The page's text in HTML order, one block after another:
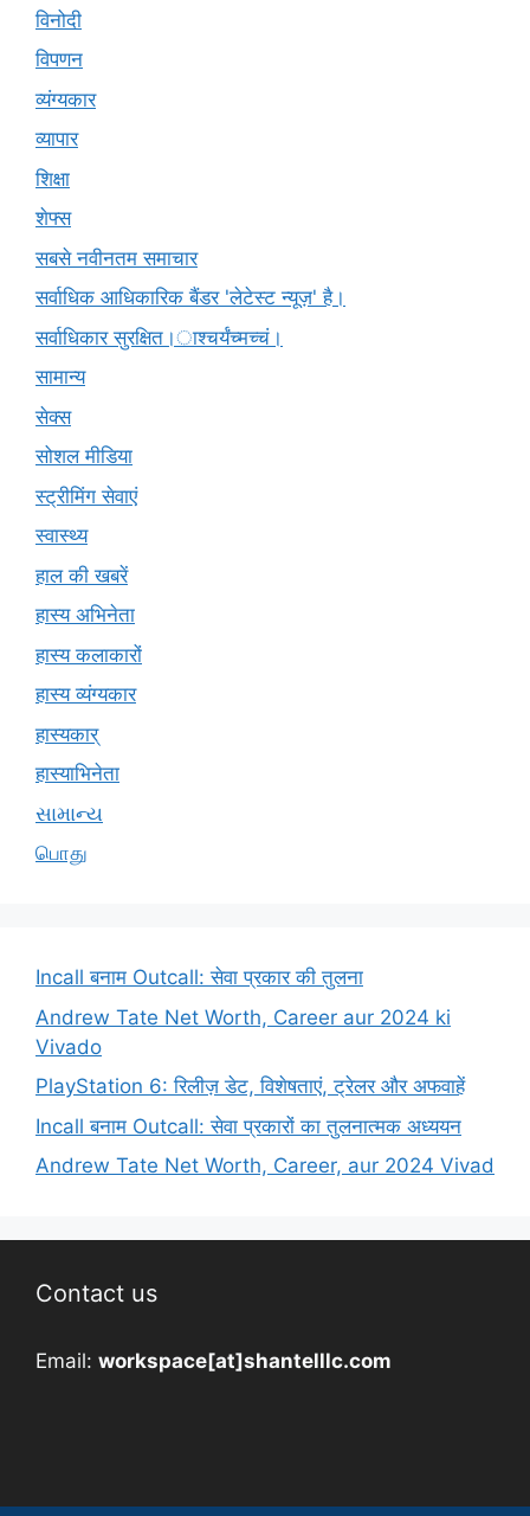
विनोदी
विपणन
व्यंग्यकार
व्यापार
शिक्षा
शेफ्स
सबसे नवीनतम समाचार
सर्वाधिक आधिकारिक बैंडर 'लेटेस्ट न्यूज़' है।
सर्वाधिकार सुरक्षित।ाश्चर्यंच्मच्चं।
सामान्य
सेक्स
सोशल मीडिया
स्ट्रीमिंग सेवाएं
स्वास्थ्य
हाल की खबरें
हास्य अभिनेता
हास्य कलाकारों
हास्य व्यंग्यकार
हास्यकार्
हास्याभिनेता
સામાન્ય
பொது
Incall बनाम Outcall: सेवा प्रकार की तुलना
Andrew Tate Net Worth, Career aur 2024 ki
Vivado
PlayStation 6: रिलीज़ डेट, विशेषताएं, ट्रेलर और अफवाहें
Incall बनाम Outcall: सेवा प्रकारों का तुलनात्मक अध्ययन
Andrew Tate Net Worth, Career, aur 2024 Vivad
Contact us
Email: workspace[at]shantelllc.com